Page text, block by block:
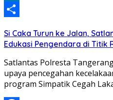
LinkedIn
Si Caka Turun ke Jalan,
Edukasi Pengendara di Titik
Satlantas Polresta
upaya pencegahan
program Simpatik Cegah